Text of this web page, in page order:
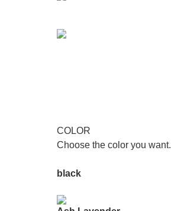
COLOR
Choose the color you want.
black